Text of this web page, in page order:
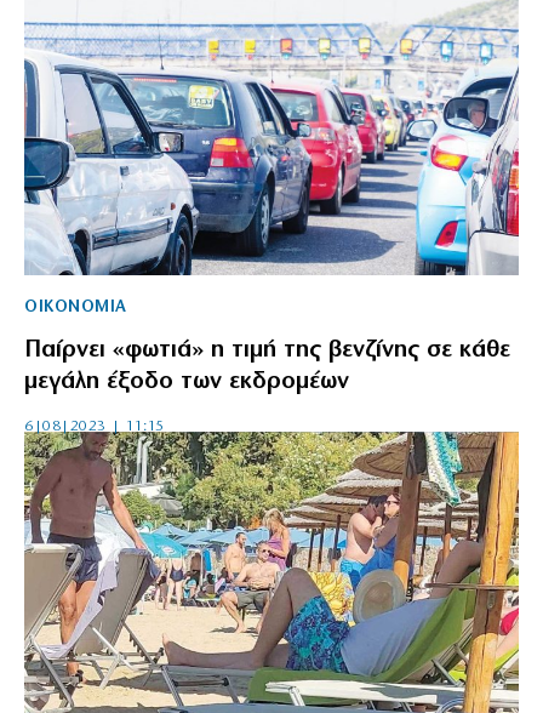
ΟΙΚΟΝΟΜΙΑ
Παίρνει «φωτιά» η τιμή της βενζίνης σε κάθε
μεγάλη έξοδο των εκδρομέων
6|08|2023 | 11:15